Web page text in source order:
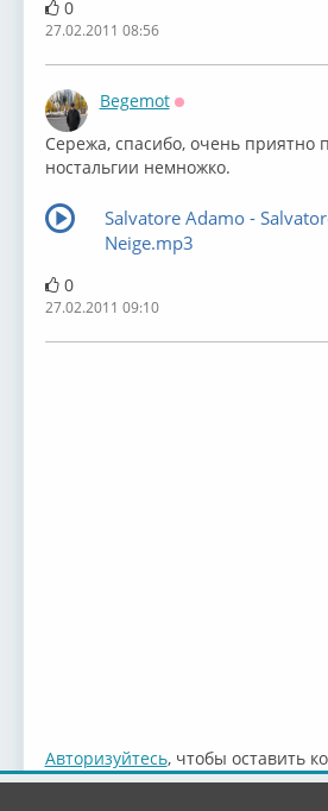
0
27.02.2011 08:56
Begemot
Сережа, спасибо, очень приятно
ностальгии немножко.
Salvatore Adamo -
Neige.mp3
0
27.02.2011 09:10
Авторизуйтесь, чтобы оставить